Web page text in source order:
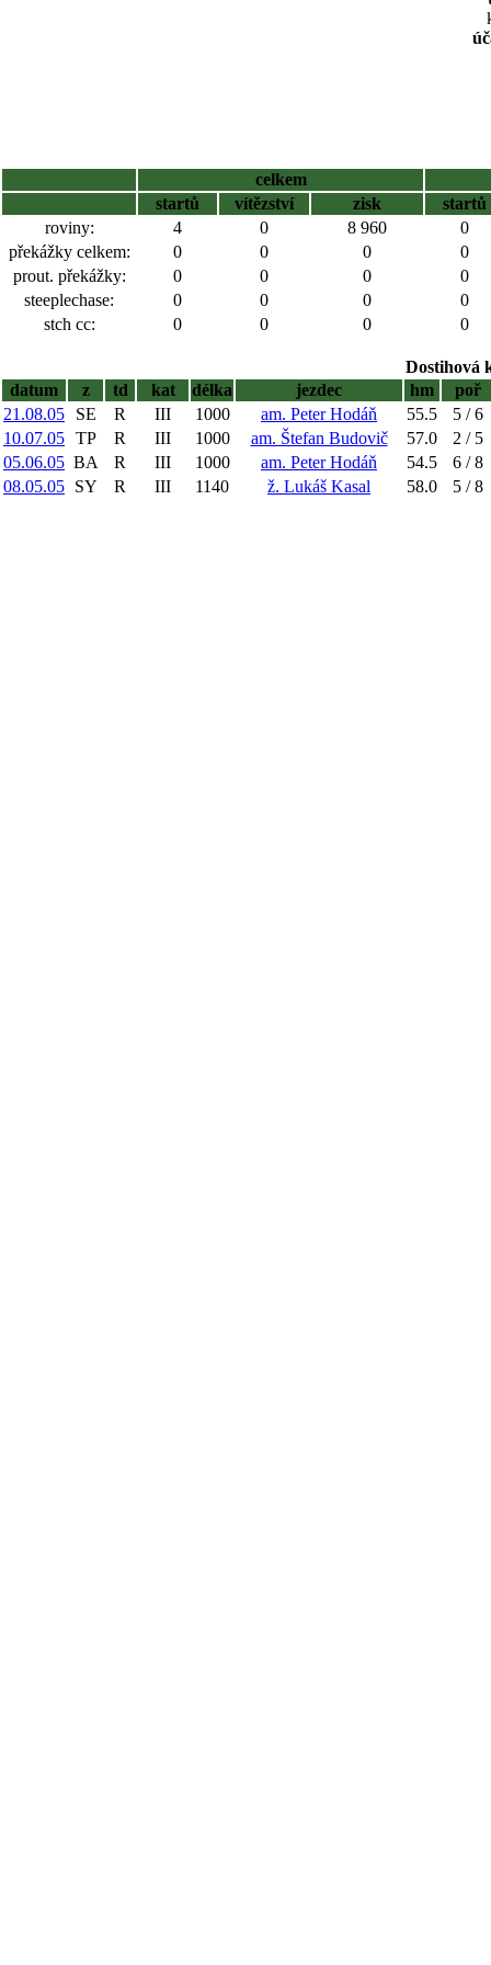
celkem
startů
vítězství zisk
startů
roviny:
4 0 8 960
0
překážky celkem:
0 0 0
0
prout. překážky:
0 0 0
0
steeplechase:
0 0 0
0
stch cc:
0 0 0 0
Dostihová
datum
z td kat délka jezdec hm
poř
21.08.05
SE R III 1000 am. Peter Hodáň 55.5
5 / 6
10.07.05 TP R III 1000 am. Štefan Budovič 57.0
2 / 5
05.06.05 BA R III 1000 am. Peter Hodáň 54.5
6 / 8
08.05.05 SY R III 1140 ž. Lukáš Kasal 58.0 5 / 8